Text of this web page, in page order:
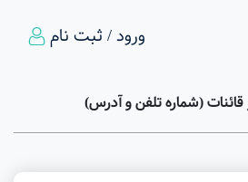
ورود / ثبت نام
(شماره تلفن و آدرس)